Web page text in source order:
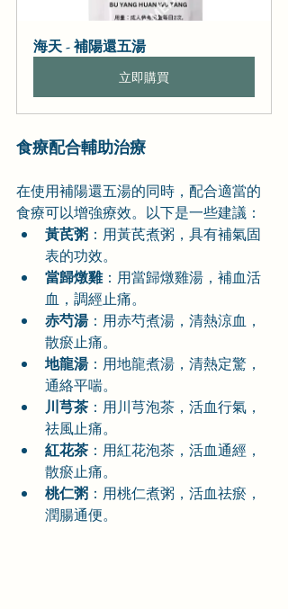
海天 - 補陽還五湯
立即購買
食療配合輔助治療
在使用補陽還五湯的同時，配合適當的
食療可以增強療效。以下是一些建議：
黃芪粥 ：用黃芪煮粥，具有補氣固
表的功效。
當歸燉雞：用當歸燉雞湯，補血活
血，調經止痛。
赤芍湯：用赤芍煮湯，清熱涼血，
散瘀止痛。
地龍湯：用地龍煮湯，清熱定驚，
通絡平喘。
川芎茶 ：用川芎泡茶，活血行氣，
祛風止痛。
紅花茶 ：用紅花泡茶，活血通經，
散瘀止痛。
桃仁粥 ：用桃仁煮粥，活血祛瘀，
潤腸通便。